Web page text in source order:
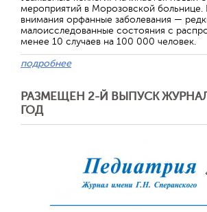
мероприятий в Морозовской больнице.
внимания орфанные заболевания —
малоисследованные состояния с
менее 10 случаев на 100 000 человек.
подробнее
РАЗМЕЩЕН 2-Й ВЫПУСК
ГОД